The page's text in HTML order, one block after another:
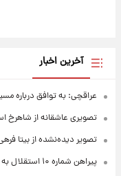
آخرین اخبار
عراقچی: به توافق درباره
تصویری عاشقانه از
تصویر دیده‌نشده از
پیراهن شماره ۱۰ استقلال به جانشین رامین رضاییان رسید + عکس